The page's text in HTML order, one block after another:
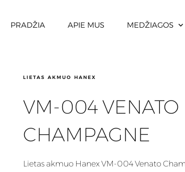
PRADŽIA APIE MUS MEDŽIAGOS
LIETAS AKMUO HANEX
VM-004 VENATO
CHAMPAGNE
Lietas akmuo Hanex VM-004 Venato